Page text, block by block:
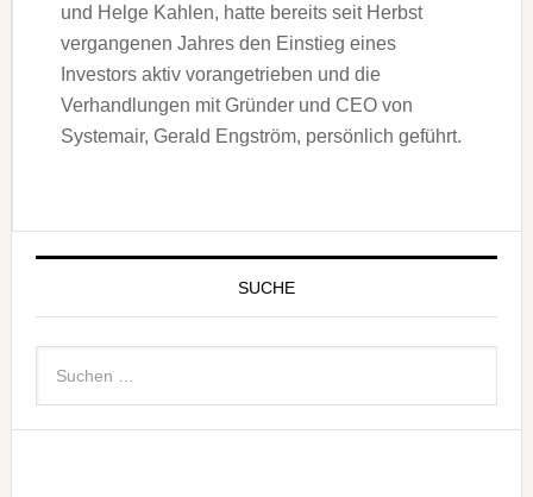
und Helge Kahlen, hatte bereits seit Herbst
vergangenen Jahres den Einstieg eines
Investors aktiv vorangetrieben und die
Verhandlungen mit Gründer und CEO von
Systemair, Gerald Engström, persönlich geführt.
SUCHE